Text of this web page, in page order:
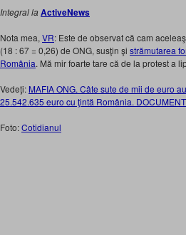
Integral laActiveNews
Nota mea, VR: Este de observat că cam
(18 : 67 = 0,26) de ONG, susţin şi strămutarea
România. Mă mir foarte tare că de la protest a
Vedeţi: MAFIA ONG. Câte sute de mii de euro
25.542.635 euro cu ţintă România. DOCUMENT
Foto:Cotidianul